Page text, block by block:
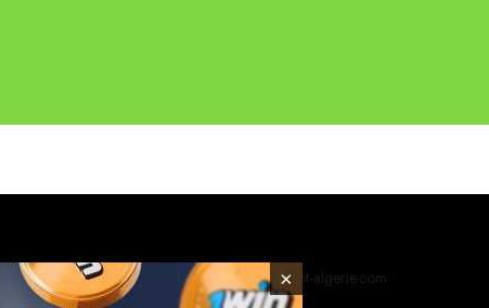
© 2026 foot-algerie.com
×